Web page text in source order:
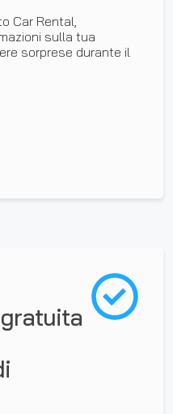
Car Rental,
sulla tua
sorprese durante il